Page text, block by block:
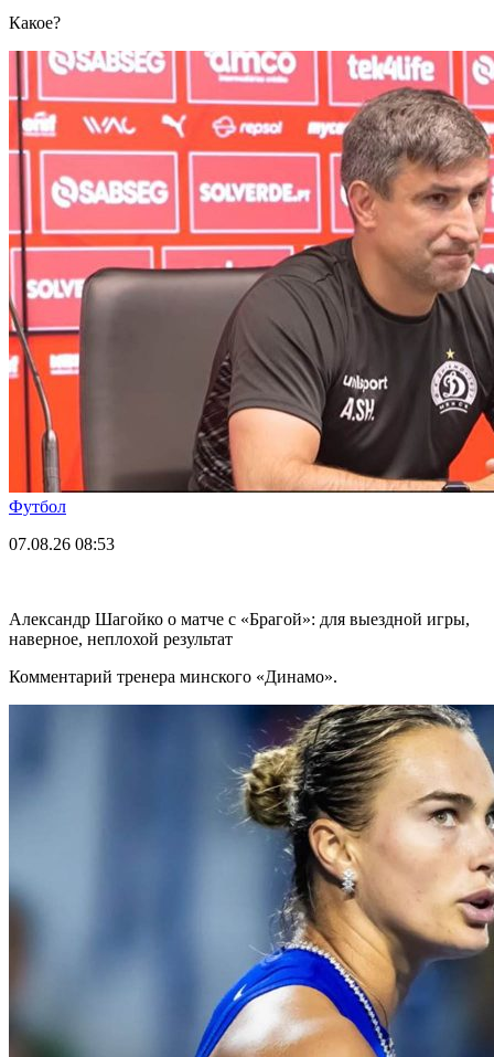
Какое?
Футбол
07.08.26 08:53
Александр Шагойко о матче с «Брагой»: для выездной игры,
наверное, неплохой результат
Комментарий тренера минского «Динамо».